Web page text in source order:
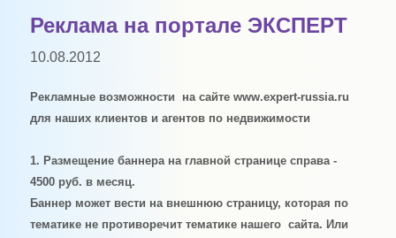
Реклама на портале ЭКСПЕРТ
10.08.2012
Рекламные возможности на сайте www.expert-russia.ru
для наших клиентов и агентов по недвижимости
1. Размещение баннера на главной странице справа -
4500 руб. в месяц.
Баннер может вести на внешнюю страницу, которая по
тематике не противоречит тематике нашего сайта. Или